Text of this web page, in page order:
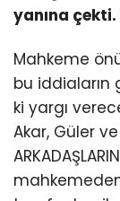
yanına
Mahkeme
bu iddiaların
ki yargı
Akar, Güler